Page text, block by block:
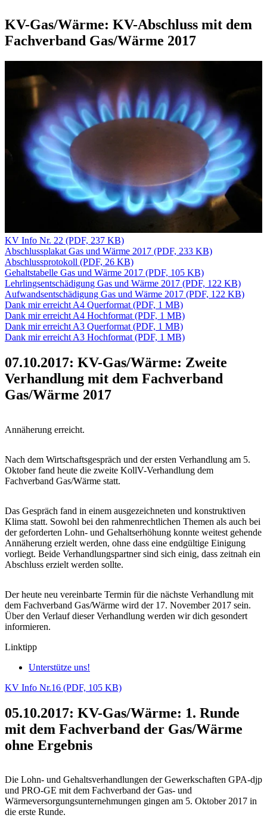
KV-Gas/Wärme: KV-Abschluss mit dem
Fachverband Gas/Wärme 2017
KV Info Nr. 22 (PDF, 237 KB)
Abschlussplakat Gas und Wärme 2017 (PDF, 233 KB)
Abschlussprotokoll (PDF, 26 KB)
Gehaltstabelle Gas und Wärme 2017 (PDF, 105 KB)
Lehrlingsentschädigung Gas und Wärme 2017 (PDF, 122 KB)
Aufwandsentschädigung Gas und Wärme 2017 (PDF, 122 KB)
Dank mir erreicht A4 Querformat (PDF, 1 MB)
Dank mir erreicht A4 Hochformat (PDF, 1 MB)
Dank mir erreicht A3 Querformat (PDF, 1 MB)
Dank mir erreicht A3 Hochformat (PDF, 1 MB)
07.10.2017: KV-Gas/Wärme: Zweite
Verhandlung mit dem Fachverband
Gas/Wärme 2017
Annäherung erreicht.
Nach dem Wirtschaftsgespräch und der ersten Verhandlung am 5.
Oktober fand heute die zweite KollV-Verhandlung dem
Fachverband Gas/Wärme statt.
Das Gespräch fand in einem ausgezeichneten und konstruktiven
Klima statt. Sowohl bei den rahmenrechtlichen Themen als auch bei
der geforderten Lohn- und Gehaltserhöhung konnte weitest gehende
Annäherung erzielt werden, ohne dass eine endgültige Einigung
vorliegt. Beide Verhandlungspartner sind sich einig, dass zeitnah ein
Abschluss erzielt werden sollte.
Der heute neu vereinbarte Termin für die nächste Verhandlung mit
dem Fachverband Gas/Wärme wird der 17. November 2017 sein.
Über den Verlauf dieser Verhandlung werden wir dich gesondert
informieren.
Linktipp
Unterstütze uns!
KV Info Nr.16 (PDF, 105 KB)
05.10.2017: KV-Gas/Wärme: 1. Runde
mit dem Fachverband der Gas/Wärme
ohne Ergebnis
Die Lohn- und Gehaltsverhandlungen der Gewerkschaften GPA-djp
und PRO-GE mit dem Fachverband der Gas- und
Wärmeversorgungsunternehmungen gingen am 5. Oktober 2017 in
die erste Runde.